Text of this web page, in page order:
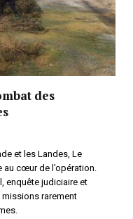
des
et les Landes, Le
cœur de l’opération.
enquête judiciaire et
rarement